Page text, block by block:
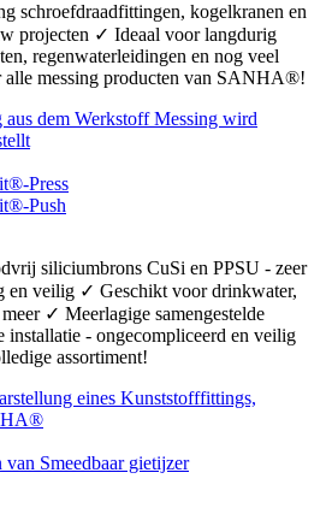
schroefdraadfittingen, kogelkranen en
projecten ✓ Ideaal voor langdurig
regenwaterleidingen en nog veel
messing producten van SANHA®!
Press
Push
siliciumbrons CuSi en PPSU - zeer
en veilig ✓ Geschikt voor drinkwater,
✓ Meerlagige samengestelde
installatie - ongecompliceerd en veilig
assortiment!
Smeedbaar gietijzer